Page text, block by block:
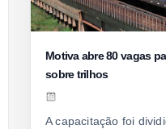
Motiva abre 80 vagas
sobre trilhos
A capacitação foi